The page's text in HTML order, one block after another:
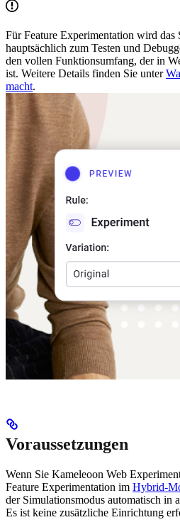
Für Feature Experimentation wird das
hauptsächlich zum Testen und
den vollen Funktionsumfang, der in
ist. Weitere Details finden Sie unter
macht.
Voraussetzungen
Wenn Sie Kameleoon Web
Feature Experimentation im Hybrid-
der Simulationsmodus automatisch in
Es ist keine zusätzliche Einrichtung